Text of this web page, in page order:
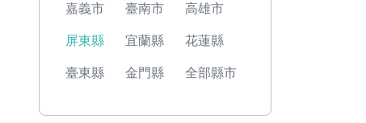
嘉義市 臺南市 高雄市
屏東縣 宜蘭縣 花蓮縣
臺東縣 金門縣 全部縣市